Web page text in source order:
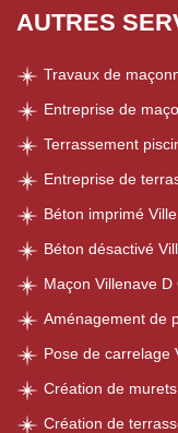
AUTRES
Travaux de
Entreprise de
Terrassement
Entreprise de
Béton imprimé
Béton désactivé
Maçon Villenave D
Aménagement de
Pose de carrelage
Création de
Création de